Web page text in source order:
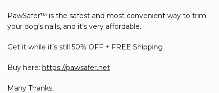
PawSafer™ is the safest and most convenient way to trim
your dog’s nails, and it’s very affordable.
Get it while it’s still 50% OFF + FREE Shipping
Buy here: https://pawsafer.net
Many Thanks,